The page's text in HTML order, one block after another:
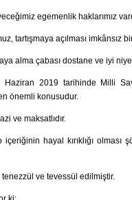
egemenlik haklarımız
tartışmaya açılması imkânsız
alma çabası dostane ve iyi
2019 tarihinde Milli
önemli konusudur.
ve maksatlıdır.
hayal kırıklığı olması
ve tevessül edilmiştir.